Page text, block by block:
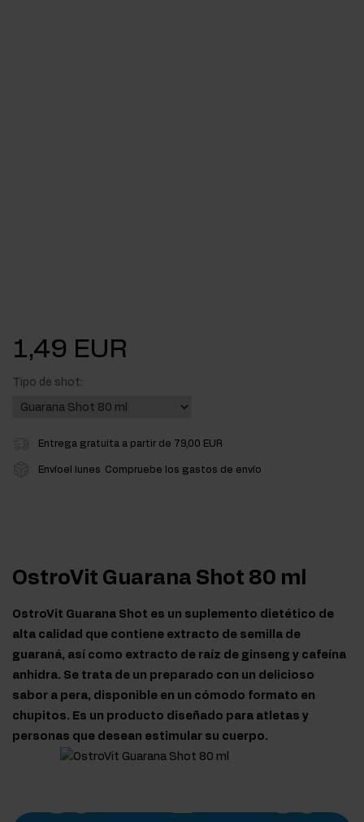
1,49 EUR
Tipo de shot:
Entrega gratuita a partir de 79,00 EUR
Envíoel lunes Compruebe los gastos de envío
OstroVit Guarana Shot 80 ml
OstroVit Guarana Shot es un suplemento dietético de
alta calidad que contiene extracto de semilla de
guaraná, así como extracto de raíz de ginseng y cafeína
anhidra. Se trata de un preparado con un delicioso
sabor a pera, disponible en un cómodo formato en
chupitos. Es un producto diseñado para atletas y
personas que desean estimular su cuerpo.
80 1 80